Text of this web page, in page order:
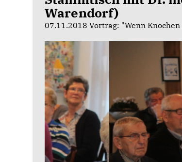
Warendorf)
07.11.2018 Vortrag: "Wenn